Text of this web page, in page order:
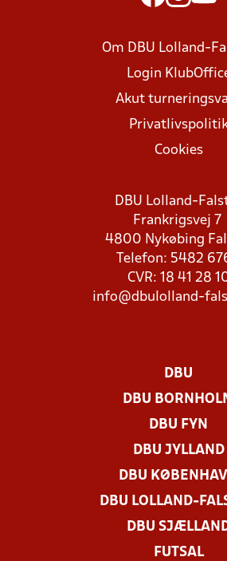
Om DBU Lolland-
Login
Akut
Cookies
DBU Lolland-
Frankrigsvej 7
4800 Nykøbing
Telefon: 5482
CVR: 18 41 28
info@dbulolland-
DBU
DBU
DBU FYN
DBU JYLLAND
DBU
DBU LOLLAND-
DBU
FUTSAL